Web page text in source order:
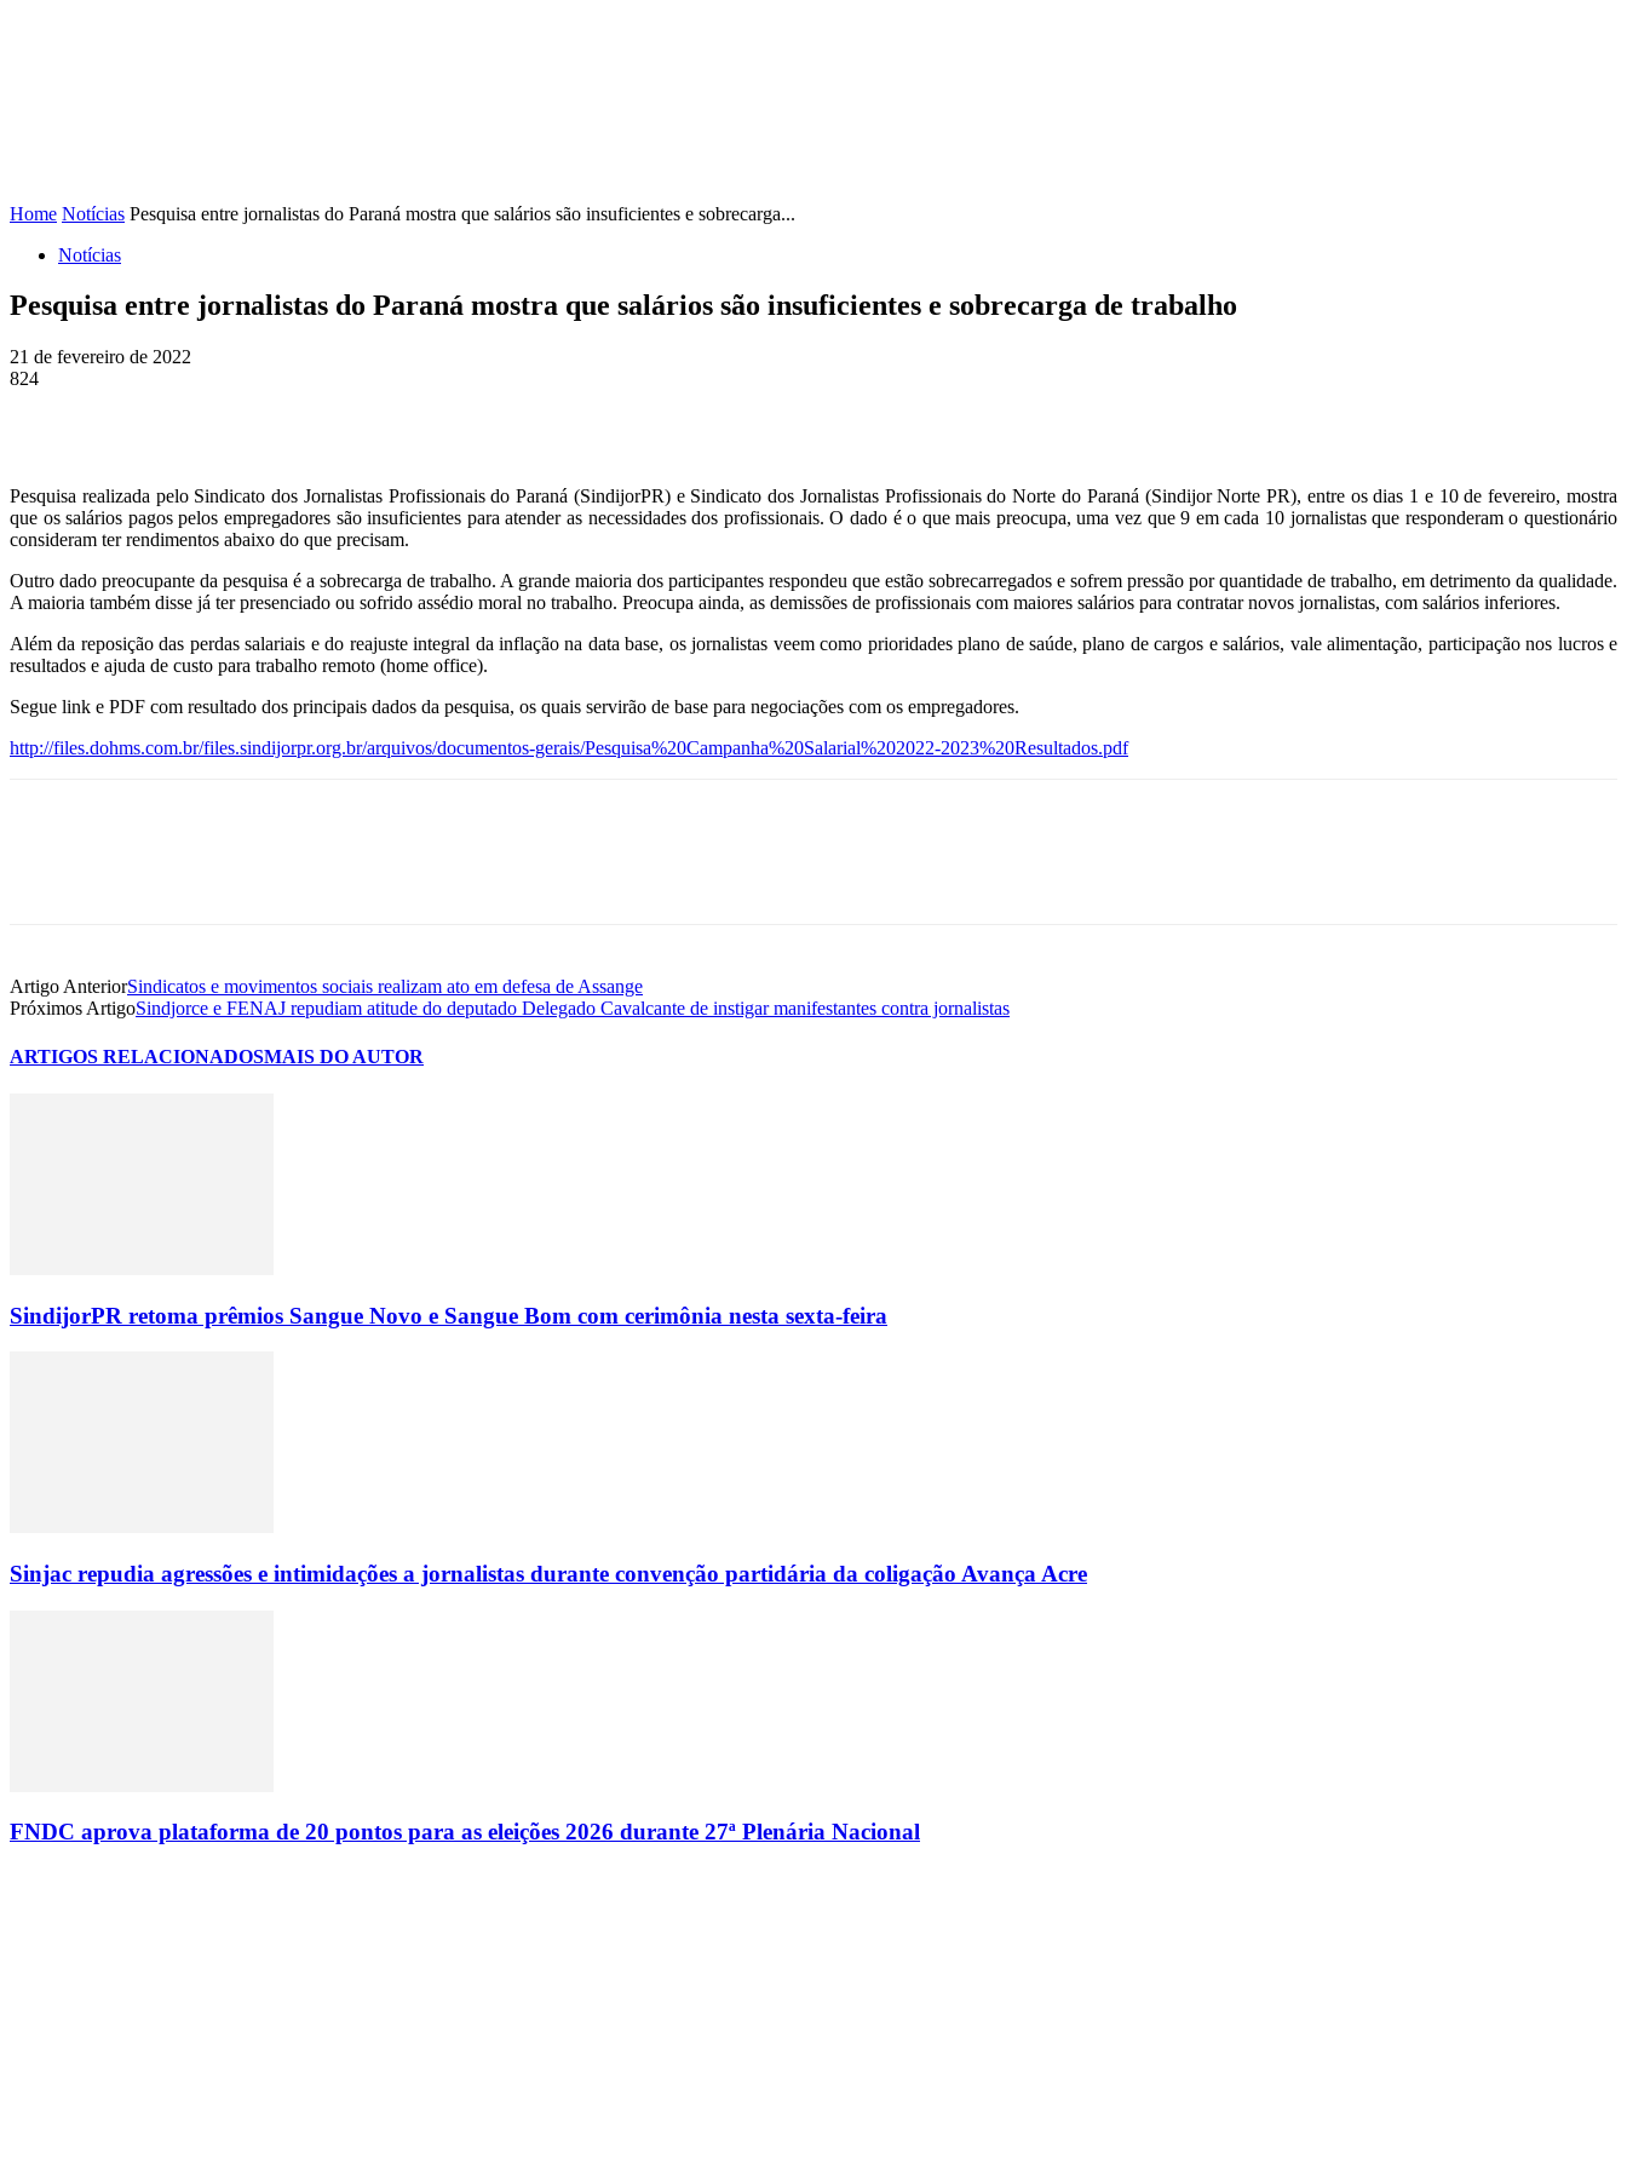
Home Notícias Pesquisa entre jornalistas do Paraná mostra que salários são insuficientes e sobrecarga...
Notícias
Pesquisa entre jornalistas do Paraná mostra que salários são insuficientes e sobrecarga de trabalho
21 de fevereiro de 2022
824
Pesquisa realizada pelo Sindicato dos Jornalistas Profissionais do Paraná (SindijorPR) e Sindicato dos Jornalistas Profissionais do Norte do Paraná (Sindijor Norte PR), entre os dias 1 e 10 de fevereiro, mostra
que os salários pagos pelos empregadores são insuficientes para atender as necessidades dos profissionais. O dado é o que mais preocupa, uma vez que 9 em cada 10 jornalistas que responderam o questionário
consideram ter rendimentos abaixo do que precisam.
Outro dado preocupante da pesquisa é a sobrecarga de trabalho. A grande maioria dos participantes respondeu que estão sobrecarregados e sofrem pressão por quantidade de trabalho, em detrimento da qualidade.
A maioria também disse já ter presenciado ou sofrido assédio moral no trabalho. Preocupa ainda, as demissões de profissionais com maiores salários para contratar novos jornalistas, com salários inferiores.
Além da reposição das perdas salariais e do reajuste integral da inflação na data base, os jornalistas veem como prioridades plano de saúde, plano de cargos e salários, vale alimentação, participação nos lucros e
resultados e ajuda de custo para trabalho remoto (home office).
Segue link e PDF com resultado dos principais dados da pesquisa, os quais servirão de base para negociações com os empregadores.
http://files.dohms.com.br/files.sindijorpr.org.br/arquivos/documentos-gerais/Pesquisa%20Campanha%20Salarial%202022-2023%20Resultados.pdf
Artigo AnteriorSindicatos e movimentos sociais realizam ato em defesa de Assange
Próximos ArtigoSindjorce e FENAJ repudiam atitude do deputado Delegado Cavalcante de instigar manifestantes contra jornalistas
ARTIGOS RELACIONADOSMAIS DO AUTOR
SindijorPR retoma prêmios Sangue Novo e Sangue Bom com cerimônia nesta sexta-feira
Sinjac repudia agressões e intimidações a jornalistas durante convenção partidária da coligação Avança Acre
FNDC aprova plataforma de 20 pontos para as eleições 2026 durante 27ª Plenária Nacional